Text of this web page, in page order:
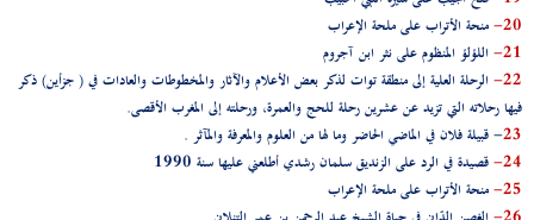
20- منحة الأتراب على ملحة الإعراب
21- اللؤلؤ المنظوم على نثر ابن آجروم
22- الرحلة العلية إلى منطقة توات لذكر بعض الأعلام والآثار والمخطوطات والعادات في ( جزأين) ذكر
فيها رحلاته التي تزيد عن عشرين رحلة للحج والعمرة، ورحلته إلى المغرب الأقصى.
23- قبيلة فلان في الماضي الحاضر وما لها من العلوم والمعرفة والمآثر .
24- قصيدة في الرد على الزنديق سلمان رشدي أطلعني عليها سنة 1990
25- منحة الأتراب على ملحة الإعراب